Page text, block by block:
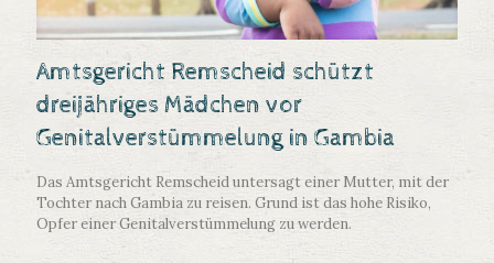
Amtsgericht Remscheid schützt
dreijähriges Mädchen vor
Genitalverstümmelung in Gambia
Das Amtsgericht Remscheid untersagt einer Mutter, mit der
Tochter nach Gambia zu reisen. Grund ist das hohe Risiko,
Opfer einer Genitalverstümmelung zu werden.